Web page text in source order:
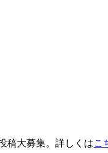
稿大募集。詳しくはこ